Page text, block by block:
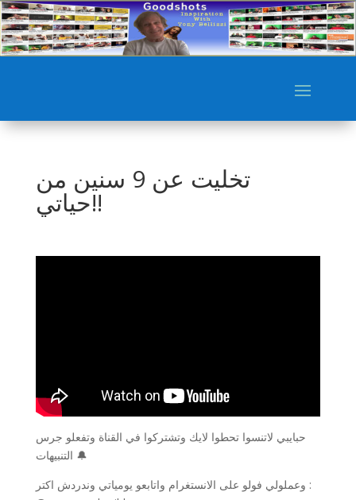
تخليت عن 9 سنين من
حياتي!!
حبايبي لاتنسوا تحطوا لايك وتشتركوا في القناة وتفعلو جرس
التنبيهات 🔔
وعملولي فولو على الانستغرام واتابعو يومياتي وندردش اكتر :